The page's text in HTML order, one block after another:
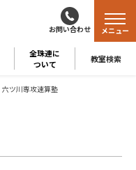
お問い合わせ
全珠連に
ついて
教室検索
メニュー
六ツ川専攻速算塾